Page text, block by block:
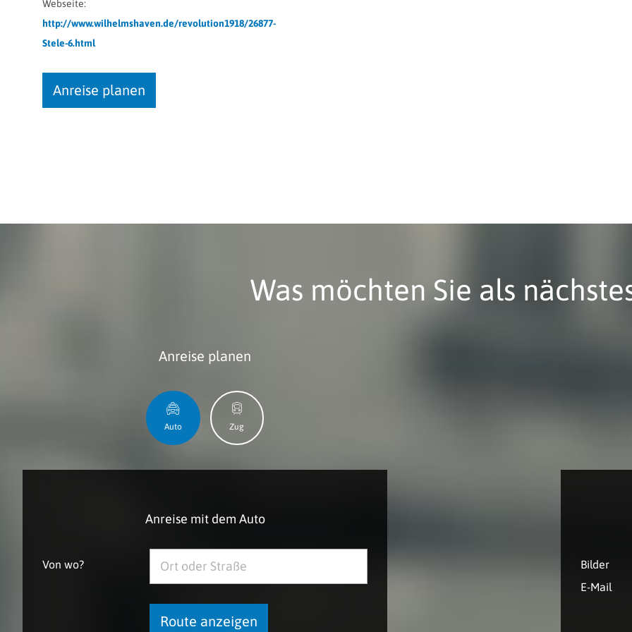
Webseite:
http://www.wilhelmshaven.de/revolution1918/26877-
Stele-6.html
Anreise planen
Was möchten Sie als
Anreise planen
Auto Zug
Anreise mit dem Auto
Von wo?
Route anzeigen
Bilder
E-Mail